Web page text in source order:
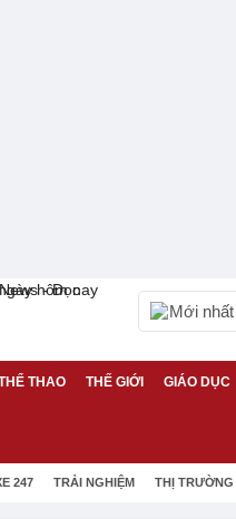
Mới nhất
THAO THẾ GIỚI GIÁO DỤC
247 TRẢI NGHIỆM THỊ TRƯỜNG